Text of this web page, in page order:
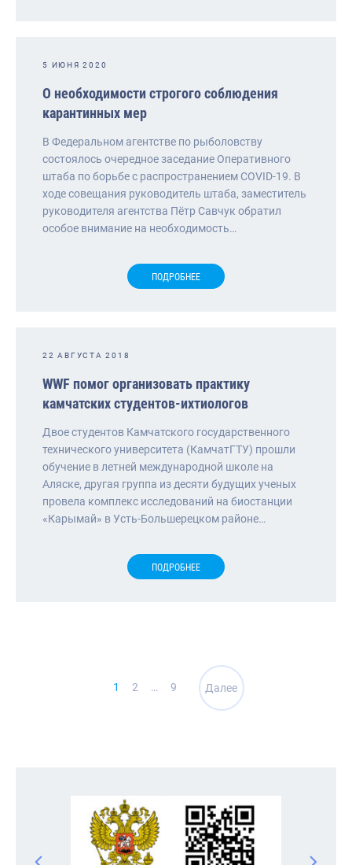
5 ИЮНЯ 2020
О необходимости строгого соблюдения
карантинных мер
В Федеральном агентстве по рыболовству
состоялось очередное заседание Оперативного
штаба по борьбе с распространением COVID-19. В
ходе совещания руководитель штаба, заместитель
руководителя агентства Пётр Савчук обратил
особое внимание на необходимость…
ПОДРОБНЕЕ
22 АВГУСТА 2018
WWF помог организовать практику
камчатских студентов-ихтиологов
Двое студентов Камчатского государственного
технического университета (КамчатГТУ) прошли
обучение в летней международной школе на
Аляске, другая группа из десяти будущих ученых
провела комплекс исследований на биостанции
«Карымай» в Усть-Большерецком районе…
ПОДРОБНЕЕ
Навигация
по
1 2 … 9 Далее